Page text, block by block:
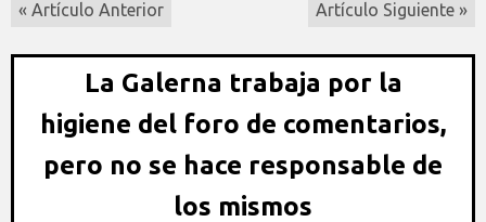
« Artículo Anterior Artículo Siguiente »
La Galerna trabaja por la
higiene del foro de comentarios,
pero no se hace responsable de
los mismos